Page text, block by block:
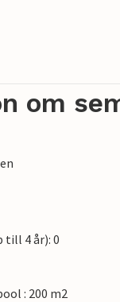
om
till 4 år): 0
: 200 m2